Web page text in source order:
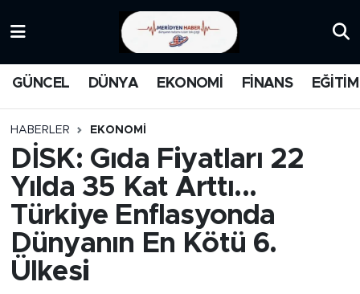
GÜNCEL DÜNYA EKONOMİ FİNANS EĞİTİM
HABERLER EKONOMİ
DİSK: Gıda Fiyatları 22
Yılda 35 Kat Arttı...
Türkiye Enflasyonda
Dünyanın En Kötü 6.
Ülkesi
MEDYA
FİNANS
DÜNYA
Trafik Durumu
Süper Lig Puan Durumu ve Fikstür
Tüm Manşetler